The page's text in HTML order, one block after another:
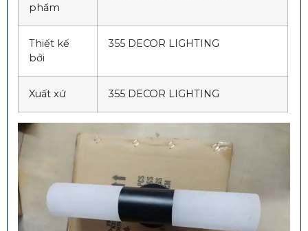
phẩm
Thiết kế
bởi
355 DECOR LIGHTING
Xuất xứ 355 DECOR LIGHTING